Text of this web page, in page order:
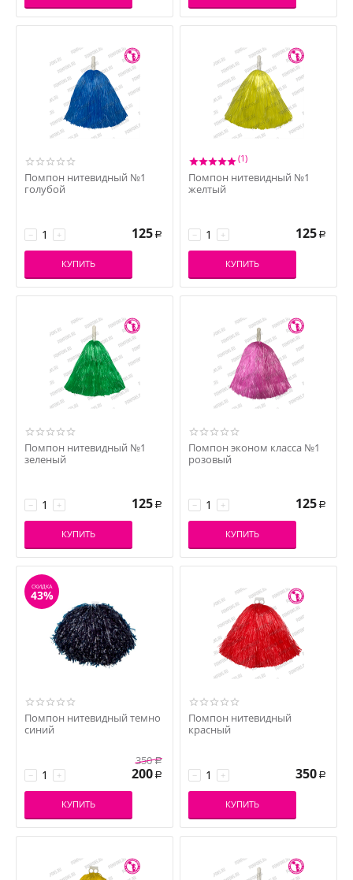
Помпон нитевидный №1
голубой
+
− 125 Р
КУПИТЬ
(1)
Помпон нитевидный №1
желтый
+
− 125 Р
КУПИТЬ
Помпон нитевидный №1
зеленый
+
− 125 Р
КУПИТЬ
Помпон эконом класса №1
розовый
+
− 125 Р
КУПИТЬ
СКИДКА
43%
Помпон нитевидный темно
синий
+
−
350 Р
200 Р
КУПИТЬ
Помпон нитевидный
красный
+
− 350 Р
КУПИТЬ